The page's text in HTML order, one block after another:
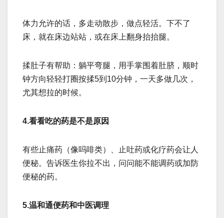
体力允许的话，多走动散步，做点轻活。下不了
床，就在床边站站，或在床上翻身抬抬腿。
揉肚子有帮助：躺平弯腿，用手掌围着肚脐，顺时
钟方向轻轻打圈按揉5到10分钟，一天多做几次，
尤其想拉的时候。
4.看看吃的药是不是原因
有些止痛药（像吗啡类）、止吐药或化疗药会让人
便秘。告诉医生你拉不出，问问能不能调药或加防
便秘的药。
5.温和通便药和中医调理